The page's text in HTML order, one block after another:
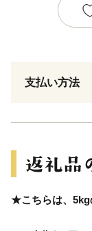
支払い方法
★こちらは、